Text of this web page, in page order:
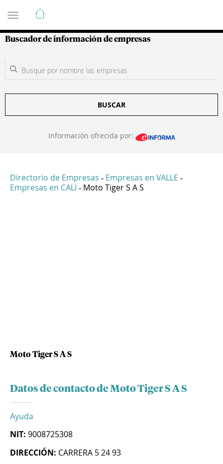
Guía de Empresas Colombianas
Buscador de información de empresas
BUSCAR
Información ofrecida por:
Directorio de Empresas - Empresas en VALLE -
Empresas en CALI - Moto Tiger S A S
Moto Tiger S A S
Datos de contacto de Moto Tiger S A S
Ayuda
NIT: 9008725308
DIRECCIÓN: CARRERA 5 24 93